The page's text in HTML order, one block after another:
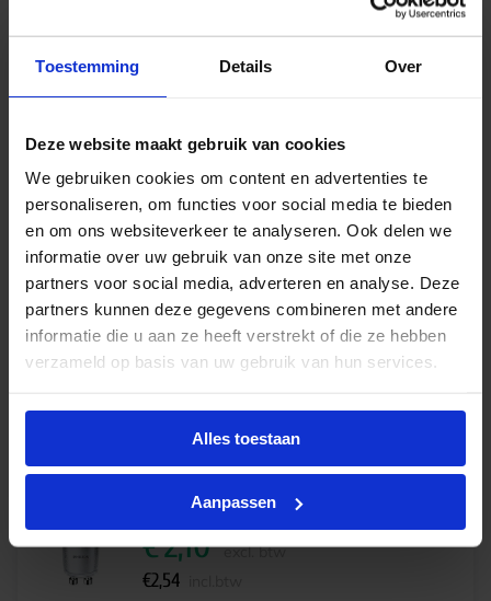
Toestemming Details Over
Deze website maakt gebruik van cookies
We gebruiken cookies om content en advertenties te
personaliseren, om functies voor social media te bieden
en om ons websiteverkeer te analyseren. Ook delen we
informatie over uw gebruik van onze site met onze
partners voor social media, adverteren en analyse. Deze
partners kunnen deze gegevens combineren met andere
informatie die u aan ze heeft verstrekt of die ze hebben
verzameld op basis van uw gebruik van hun services.
Alles toestaan
Aanpassen
+
winkelmand
Philips CorePro LED spot 3W 827 GU10 36D |
dimbaar – vervangt 35W
+
-
In
winkelmand
€1,80 excl. btw
€ 2,18 incl.btw
Philips CorePro LED spot 5W 827 GU10 36D |
dimbaar – vervangt 50W
€2,10 excl. btw
€2,54